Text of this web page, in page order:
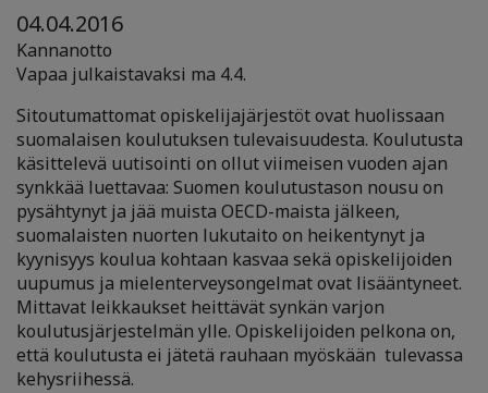
04.04.2016
Kannanotto
Vapaa julkaistavaksi ma 4.4.
Sitoutumattomat opiskelijajärjestöt ovat huolissaan
suomalaisen koulutuksen tulevaisuudesta. Koulutusta
käsittelevä uutisointi on ollut viimeisen vuoden ajan
synkkää luettavaa: Suomen koulutustason nousu on
pysähtynyt ja jää muista OECD-maista jälkeen,
suomalaisten nuorten lukutaito on heikentynyt ja
kyynisyys koulua kohtaan kasvaa sekä opiskelijoiden
uupumus ja mielenterveysongelmat ovat lisääntyneet.
Mittavat leikkaukset heittävät synkän varjon
koulutusjärjestelmän ylle. Opiskelijoiden pelkona on,
että koulutusta ei jätetä rauhaan myöskään tulevassa
kehysriihessä.